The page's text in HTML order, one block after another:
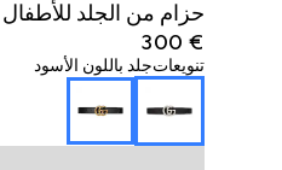
حزام من الجلد للأطفال
€ 300
تنويعاتجلد باللون الأسود